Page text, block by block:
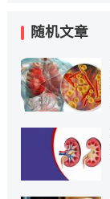
随机文章